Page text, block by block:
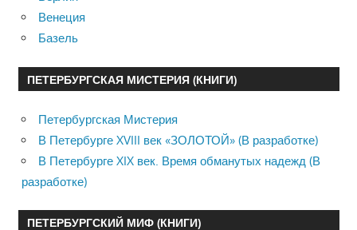
Венеция
Базель
ПЕТЕРБУРГСКАЯ МИСТЕРИЯ (КНИГИ)
Петербургская Мистерия
В Петербурге XVIII век «ЗОЛОТОЙ» (В разработке)
В Петербурге XIX век. Время обманутых надежд (В
разработке)
ПЕТЕРБУРГСКИЙ МИФ (КНИГИ)